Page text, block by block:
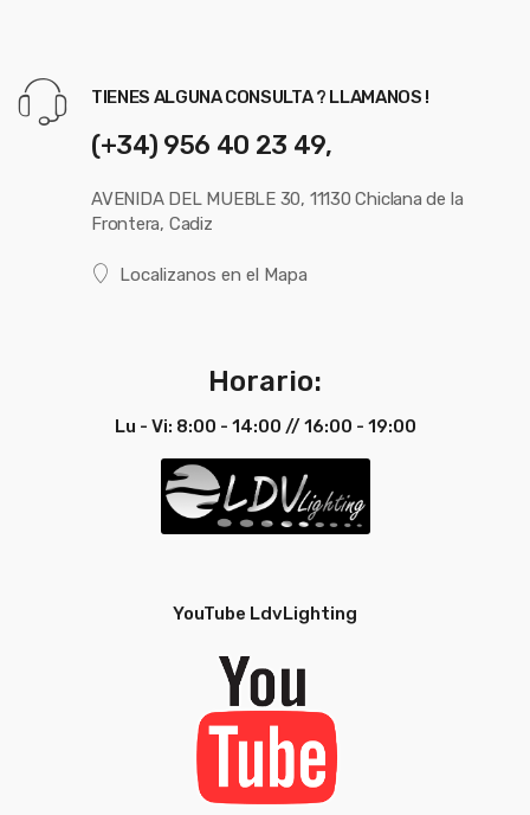
TIENES ALGUNA CONSULTA ? LLAMANOS !
(+34) 956 40 23 49,
AVENIDA DEL MUEBLE 30, 11130 Chiclana de la
Frontera, Cadiz
Localizanos en el Mapa
Horario:
Lu - Vi: 8:00 - 14:00 // 16:00 - 19:00
YouTube LdvLighting